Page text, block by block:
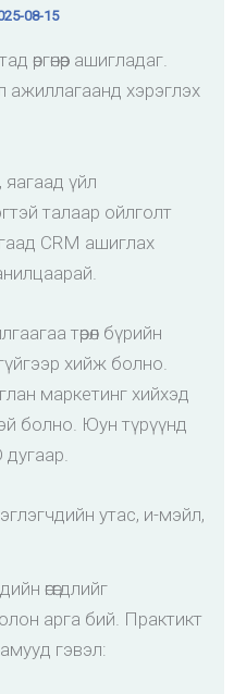
08-15
өргөнөөр ашигладаг.
ажиллагаанд хэрэглэх
яагаад үйл
талаар ойлголт
CRM ашиглах
төрөл бүрийн
хийж болно.
маркетинг хийхэд
болно. Юун түрүүнд
утас, и-мэйл,
өгөгдлийг
олон арга бий. Практикт
гэвэл: